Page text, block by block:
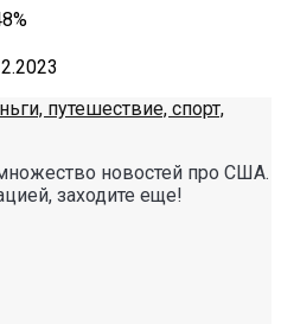
%
новостей про США.
заходите еще!